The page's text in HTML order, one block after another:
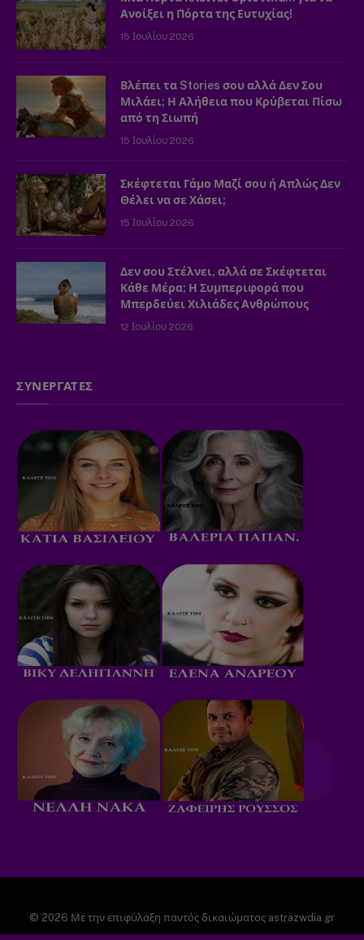
Ανοίξει η Πόρτα της Ευτυχίας!
15 Ιουλίου 2026
Βλέπει τα Stories σου αλλά Δεν Σου
Μιλάει; Η Αλήθεια που Κρύβεται Πίσω
από τη Σιωπή
15 Ιουλίου 2026
Σκέφτεται Γάμο Μαζί σου ή Απλώς Δεν
Θέλει να σε Χάσει;
15 Ιουλίου 2026
Δεν σου Στέλνει, αλλά σε Σκέφτεται
Κάθε Μέρα; Η Συμπεριφορά που
Μπερδεύει Χιλιάδες Ανθρώπους
12 Ιουλίου 2026
ΣΥΝΕΡΓΑΤΕΣ
© 2026 Με την επιφύλαξη παντός δικαιώματος astrazwdia.gr